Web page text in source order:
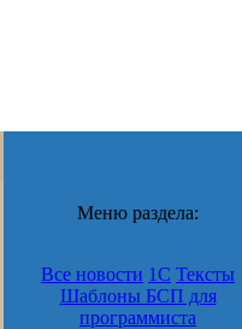
Меню раздела:
Все новости 1С Тексты
Шаблоны БСП для
программиста